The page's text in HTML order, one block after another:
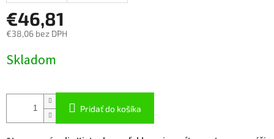
€46,81
€38,06 bez DPH
cena:
Skladom
Pridať do košíka